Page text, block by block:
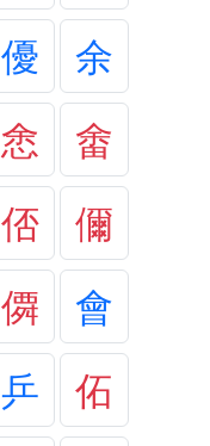
優
余
悆
畬
俖
儞
僲
會
乒
佦